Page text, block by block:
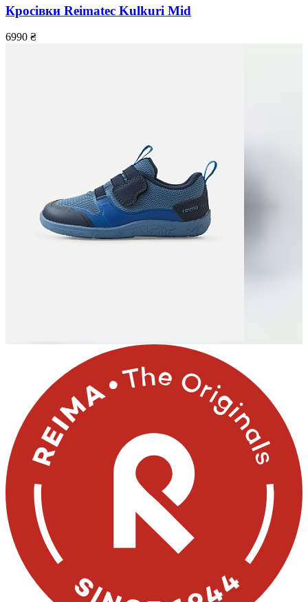
Кросівки Reimatec Kulkuri Mid
6990 ₴